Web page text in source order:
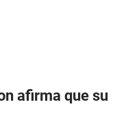
afirma que su